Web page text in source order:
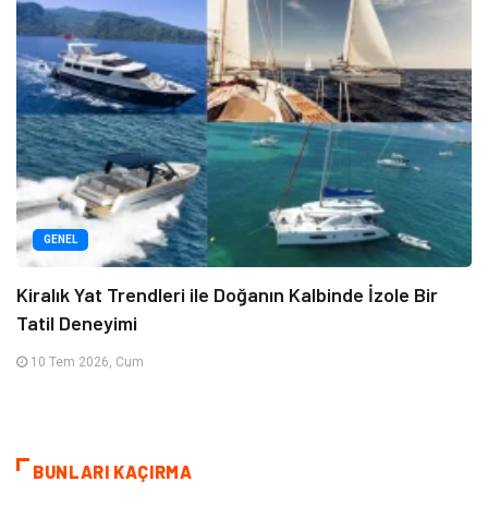
GENEL
Kiralık Yat Trendleri ile Doğanın Kalbinde İzole Bir
Tatil Deneyimi
10 Tem 2026, Cum
BUNLARI KAÇIRMA